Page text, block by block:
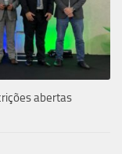
abertas